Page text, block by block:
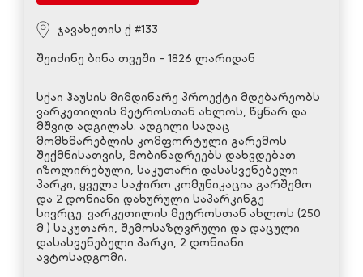
ჯავახეთის ქ #133
შეიძინე ბინა თვეში - 1826 ლარიდან
სქაი ჰაუსის მიმდინარე პროექტი მდებარეობს
ვარკეთილის მეტროსთან ახლოს, წყნარ და
მშვიდ ადგილას. ადგილი სადაც
მომხმარებლის კომფორტული გარემოს
შექმნისათვის, მობინადრეებს დახვდებათ
იზოლირებული, საკუთარი დასასვენებელი
პარკი, ყველა საჭირო კომუნიკაცია გარშემო
და 2 დონიანი დახურული საპარკინგე
სივრცე. ვარკეთილის მეტროსთან ახლოს (250
მ ) საკუთარი, შემოსაზღვრული და დაცული
დასასვენებელი პარკი, 2 დონიანი
ავტოსადგომი.